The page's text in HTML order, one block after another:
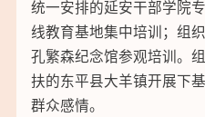
统一安排的延安干部学院
线教育基地集中培训；组
孔繁森纪念馆参观培训。
扶的东平县大羊镇开展下
群众感情。